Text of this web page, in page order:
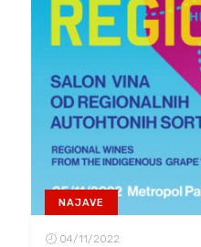
NAJAVE
04/11/2022